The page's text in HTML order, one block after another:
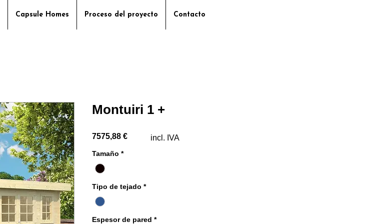
Capsule Homes Proceso del proyecto Contacto
Montuiri 1 +
7575,88 €Precio
Tamaño *
Tipo de tejado *
Espesor de pared *
incl. IVA